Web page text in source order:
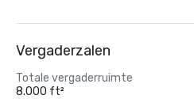
Vergaderzalen
Totale vergaderruimte
8.000 ft²